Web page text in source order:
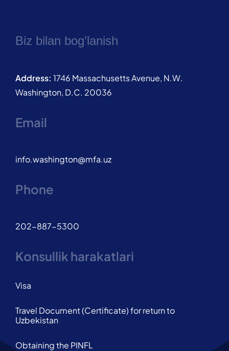
Biz bilan bog’lanish
Address: 1746 Massachusetts Avenue, N.W.
Washington, D.C. 20036
Email
info.washington@mfa.uz
Phone
202-887-5300
Konsullik harakatlari
Visa
Travel Document (Certificate) for return to
Uzbekistan
Obtaining the PINFL